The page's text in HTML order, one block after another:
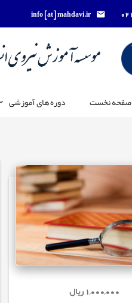
info [at] mahdavi.ir
صفحه نخست دوره های آموزشی
1,000,000 ریال